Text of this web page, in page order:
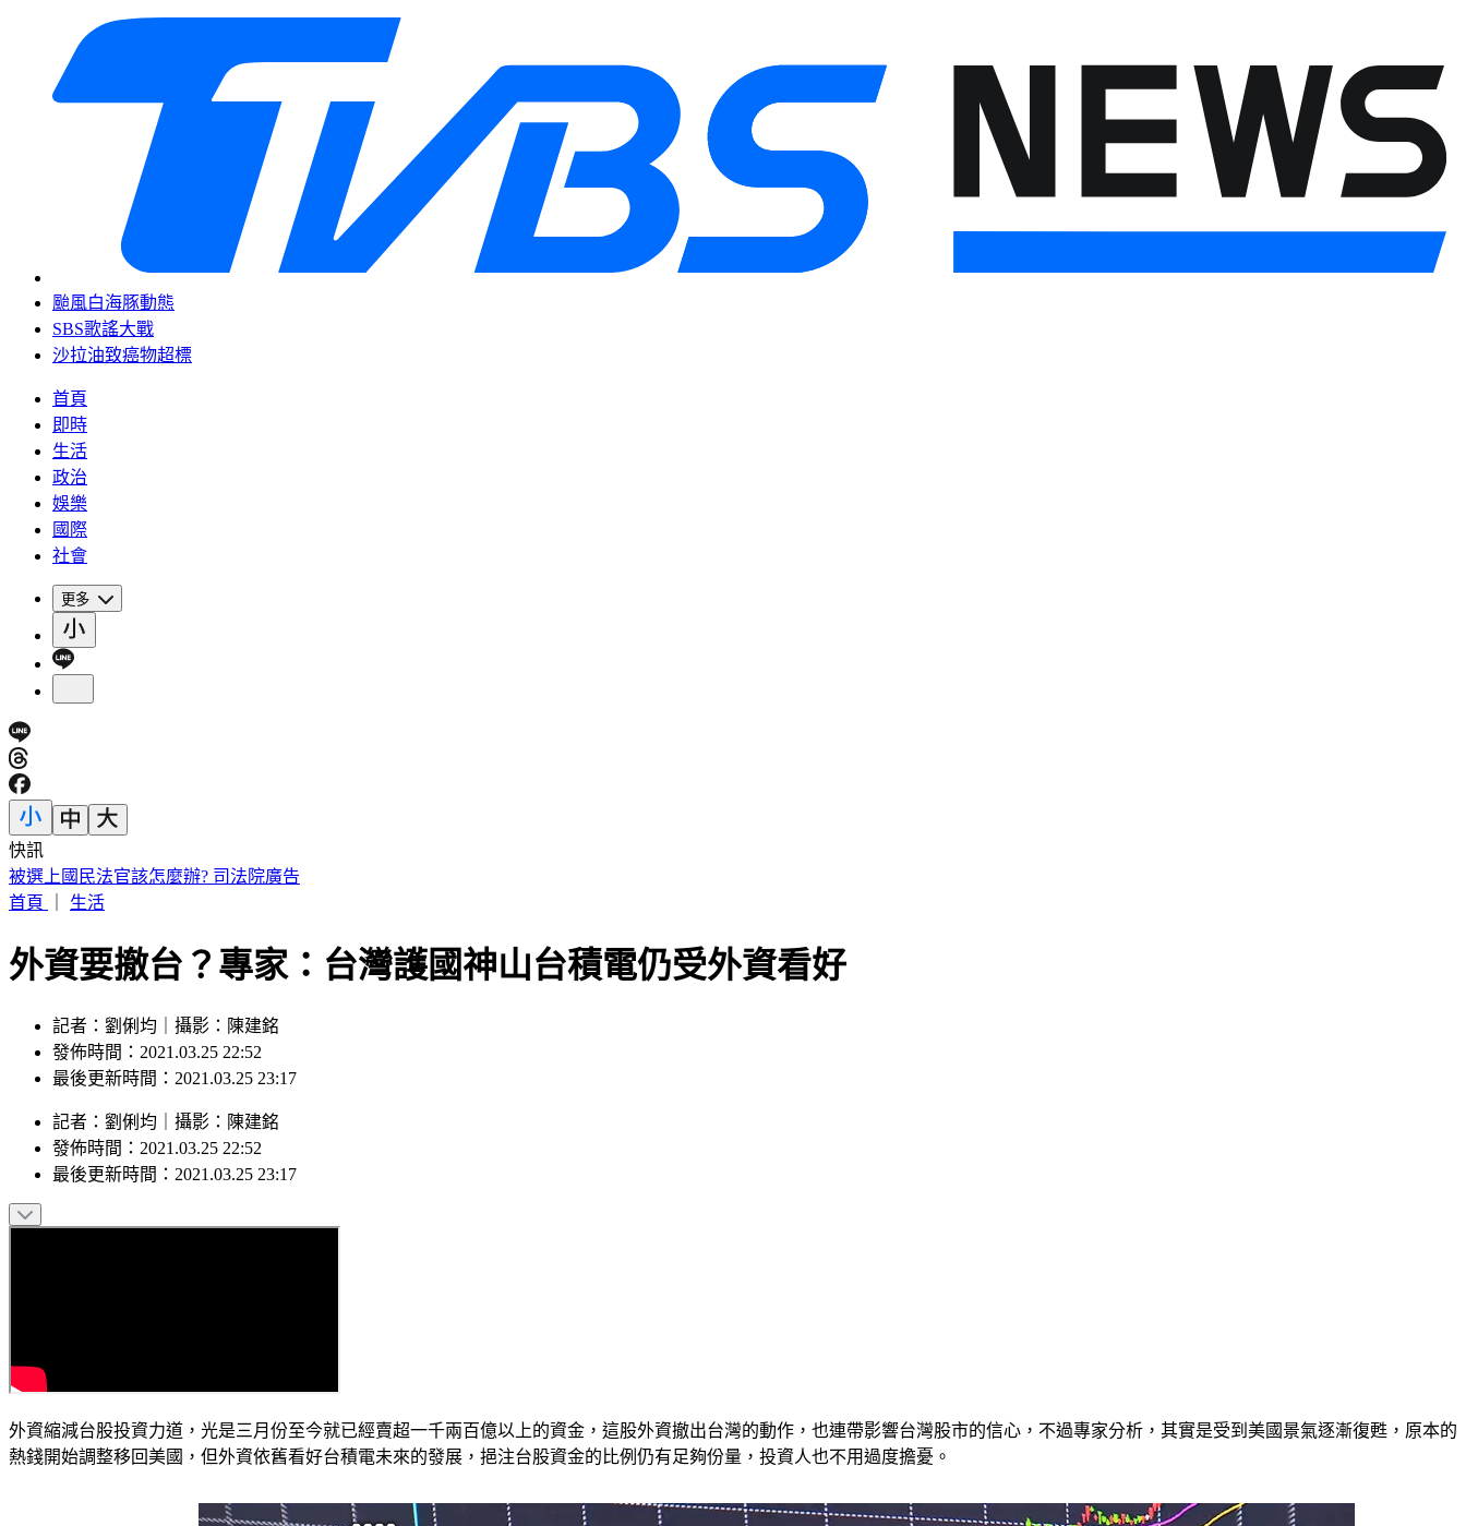
颱風白海豚動態
SBS歌謠大戰
沙拉油致癌物超標
首頁
即時
生活
政治
娛樂
國際
社會
更多
快訊
快訊／兆基爆公司債危機遭北檢搜索 前董座李建成被帶走
首頁
生活
外資要撤台？專家：台灣護國神山台積電仍受外資看好
記者：劉俐均｜攝影：陳建銘
發佈時間：2021.03.25 22:52
最後更新時間：2021.03.25 23:17
記者 ： 劉俐均 攝影 ： 陳建銘
發佈時間： 2021.03.25 22:52
最後更新時間： 2021.03.25 23:17
外資縮減台股投資力道，光是三月份至今就已經賣超一千兩百億以上的資金，這股外資撤出台灣的動作，也連帶影響台灣股市的信心，不過專家分析，其實是受到美國景氣逐漸復甦，原本的
熱錢開始調整移回美國，但外資依舊看好台積電未來的發展，挹注台股資金的比例仍有足夠份量，投資人也不用過度擔憂。